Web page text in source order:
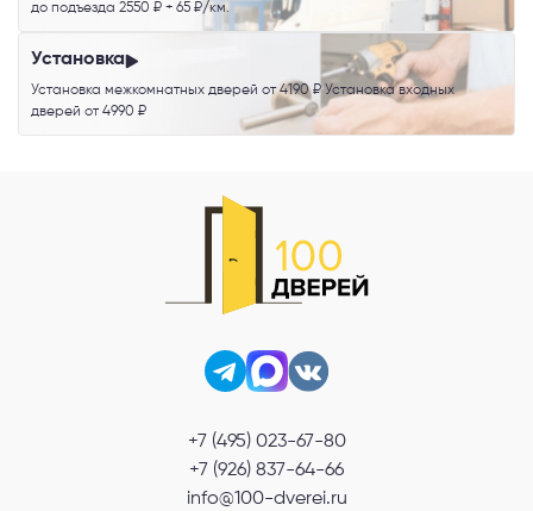
до подъезда 2550 ₽ + 65 ₽/км.
Установка
Установка межкомнатных дверей от 4190 ₽ Установка входных
дверей от 4990 ₽
+7 (495) 023-67-80
+7 (926) 837-64-66
info@100-dverei.ru